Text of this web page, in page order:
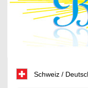
Schweiz /